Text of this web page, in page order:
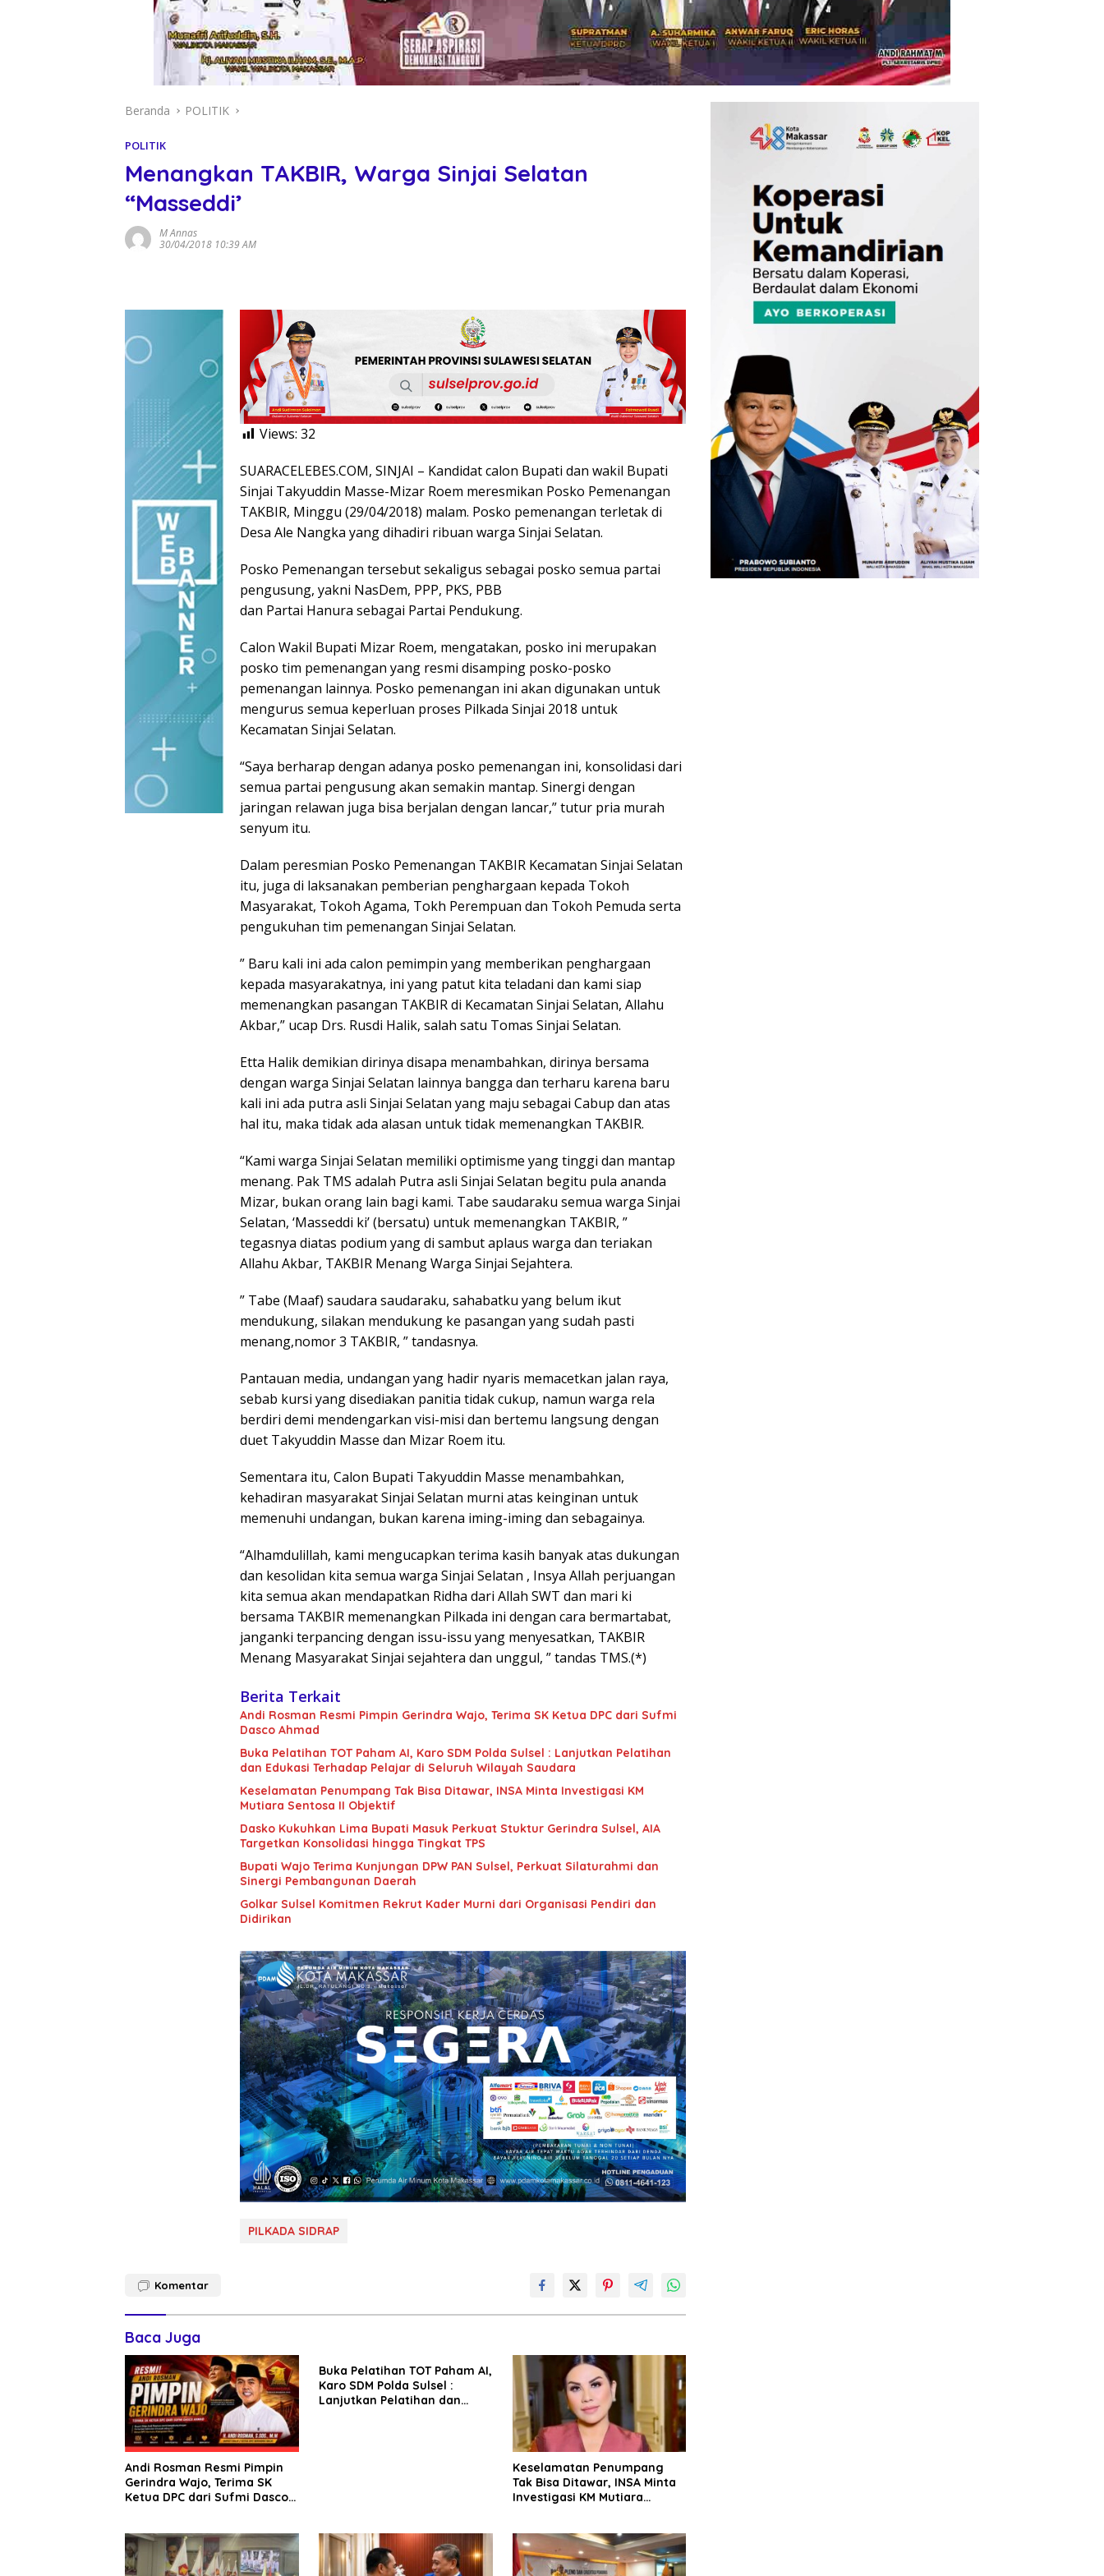
Beranda POLITIK
POLITIK
Menangkan TAKBIR, Warga Sinjai Selatan
“Masseddi’
M Annas
30/04/2018 10:39 AM
Views: 32
SUARACELEBES.COM, SINJAI – Kandidat calon Bupati dan wakil Bupati
Sinjai Takyuddin Masse-Mizar Roem meresmikan Posko Pemenangan
TAKBIR, Minggu (29/04/2018) malam. Posko pemenangan terletak di
Desa Ale Nangka yang dihadiri ribuan warga Sinjai Selatan.
Posko Pemenangan tersebut sekaligus sebagai posko semua partai
pengusung, yakni NasDem, PPP, PKS, PBB
dan Partai Hanura sebagai Partai Pendukung.
Calon Wakil Bupati Mizar Roem, mengatakan, posko ini merupakan
posko tim pemenangan yang resmi disamping posko-posko
pemenangan lainnya. Posko pemenangan ini akan digunakan untuk
mengurus semua keperluan proses Pilkada Sinjai 2018 untuk
Kecamatan Sinjai Selatan.
“Saya berharap dengan adanya posko pemenangan ini, konsolidasi dari
semua partai pengusung akan semakin mantap. Sinergi dengan
jaringan relawan juga bisa berjalan dengan lancar,” tutur pria murah
senyum itu.
Dalam peresmian Posko Pemenangan TAKBIR Kecamatan Sinjai Selatan
itu, juga di laksanakan pemberian penghargaan kepada Tokoh
Masyarakat, Tokoh Agama, Tokh Perempuan dan Tokoh Pemuda serta
pengukuhan tim pemenangan Sinjai Selatan.
” Baru kali ini ada calon pemimpin yang memberikan penghargaan
kepada masyarakatnya, ini yang patut kita teladani dan kami siap
memenangkan pasangan TAKBIR di Kecamatan Sinjai Selatan, Allahu
Akbar,” ucap Drs. Rusdi Halik, salah satu Tomas Sinjai Selatan.
Etta Halik demikian dirinya disapa menambahkan, dirinya bersama
dengan warga Sinjai Selatan lainnya bangga dan terharu karena baru
kali ini ada putra asli Sinjai Selatan yang maju sebagai Cabup dan atas
hal itu, maka tidak ada alasan untuk tidak memenangkan TAKBIR.
“Kami warga Sinjai Selatan memiliki optimisme yang tinggi dan mantap
menang. Pak TMS adalah Putra asli Sinjai Selatan begitu pula ananda
Mizar, bukan orang lain bagi kami. Tabe saudaraku semua warga Sinjai
Selatan, ‘Masseddi ki’ (bersatu) untuk memenangkan TAKBIR, ”
tegasnya diatas podium yang di sambut aplaus warga dan teriakan
Allahu Akbar, TAKBIR Menang Warga Sinjai Sejahtera.
” Tabe (Maaf) saudara saudaraku, sahabatku yang belum ikut
mendukung, silakan mendukung ke pasangan yang sudah pasti
menang,nomor 3 TAKBIR, ” tandasnya.
Pantauan media, undangan yang hadir nyaris memacetkan jalan raya,
sebab kursi yang disediakan panitia tidak cukup, namun warga rela
berdiri demi mendengarkan visi-misi dan bertemu langsung dengan
duet Takyuddin Masse dan Mizar Roem itu.
Sementara itu, Calon Bupati Takyuddin Masse menambahkan,
kehadiran masyarakat Sinjai Selatan murni atas keinginan untuk
memenuhi undangan, bukan karena iming-iming dan sebagainya.
“Alhamdulillah, kami mengucapkan terima kasih banyak atas dukungan
dan kesolidan kita semua warga Sinjai Selatan , Insya Allah perjuangan
kita semua akan mendapatkan Ridha dari Allah SWT dan mari ki
bersama TAKBIR memenangkan Pilkada ini dengan cara bermartabat,
janganki terpancing dengan issu-issu yang menyesatkan, TAKBIR
Menang Masyarakat Sinjai sejahtera dan unggul, ” tandas TMS.(*)
Berita Terkait
Andi Rosman Resmi Pimpin Gerindra Wajo, Terima SK Ketua DPC dari Sufmi
Dasco Ahmad
Buka Pelatihan TOT Paham AI, Karo SDM Polda Sulsel : Lanjutkan Pelatihan
dan Edukasi Terhadap Pelajar di Seluruh Wilayah Saudara
Keselamatan Penumpang Tak Bisa Ditawar, INSA Minta Investigasi KM
Mutiara Sentosa II Objektif
Dasko Kukuhkan Lima Bupati Masuk Perkuat Stuktur Gerindra Sulsel, AIA
Targetkan Konsolidasi hingga Tingkat TPS
Bupati Wajo Terima Kunjungan DPW PAN Sulsel, Perkuat Silaturahmi dan
Sinergi Pembangunan Daerah
Golkar Sulsel Komitmen Rekrut Kader Murni dari Organisasi Pendiri dan
Didirikan
PILKADA SIDRAP
Komentar
Baca Juga
Andi Rosman Resmi Pimpin
Gerindra Wajo, Terima SK
Ketua DPC dari Sufmi Dasco
Buka Pelatihan TOT Paham AI,
Karo SDM Polda Sulsel :
Lanjutkan Pelatihan dan
Keselamatan Penumpang
Tak Bisa Ditawar, INSA Minta
Investigasi KM Mutiara